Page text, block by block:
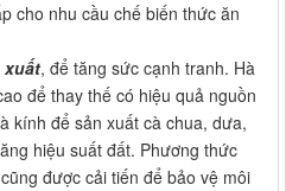
cho nhu cầu chế biến thức ăn
, để tăng sức cạnh tranh. Hà
để thay thế có hiệu quả nguồn
kính để sản xuất cà chua, dưa,
hiệu suất đất. Phương thức
được cải tiến để bảo vệ môi